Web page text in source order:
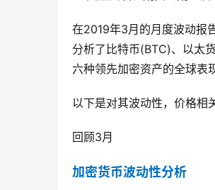
在2019年3月的月度波动报
分析了比特币(BTC)、以太
六种领先加密资产的全球表
以下是对其波动性，价格相
回顾3月
加密货币波动性分析